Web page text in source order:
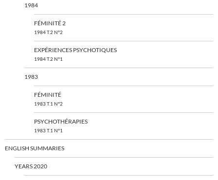
1984
FÉMINITÉ 2
1984 T.2 N°2
EXPÉRIENCES PSYCHOTIQUES
1984 T.2 N°1
1983
FÉMINITÉ
1983 T.1 N°2
PSYCHOTHÉRAPIES
1983 T.1 N°1
ENGLISH SUMMARIES
YEARS 2020